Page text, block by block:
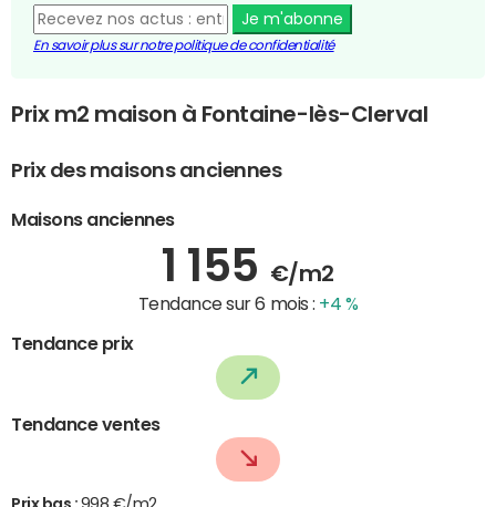
Je m'abonne
En savoir plus sur notre politique de confidentialité
Prix m2 maison à Fontaine-lès-Clerval
Prix des maisons anciennes
Maisons anciennes
1 155 €/m2
Tendance sur 6 mois : +4 %
Tendance prix
Tendance ventes